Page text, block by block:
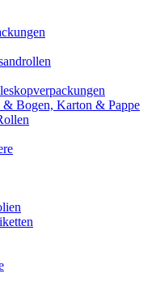
& Bogen, Karton & Pappe